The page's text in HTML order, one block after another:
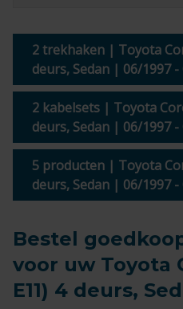
2 trekhaken | Toyota
deurs, Sedan | 06/1997 -
2 kabelsets | Toyota
deurs, Sedan | 06/1997 -
5 producten | Toyota
deurs, Sedan | 06/1997 -
Bestel
voor uw Toyota
E11) 4 deurs,